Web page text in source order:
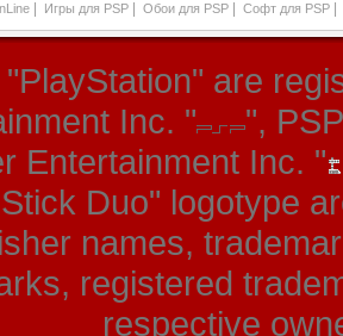
Игры для PSP Обои для PSP Софт для PSP
"PlayStation" are
Inc. "
",
Entertainment Inc. "
Duo" logotype
names,
registered
respective